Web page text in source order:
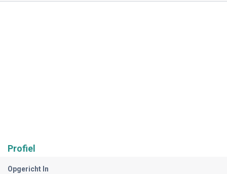
Profiel
Opgericht In